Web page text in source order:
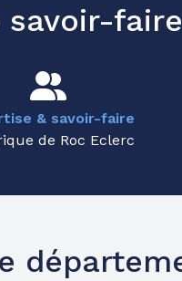
savoir-faire
& savoir-faire
de Roc Eclerc